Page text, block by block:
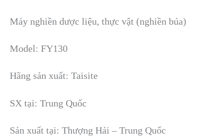
Máy nghiền dược liệu, thực vật (nghiền búa)
Model: FY130
Hãng sản xuất: Taisite
SX tại: Trung Quốc
Sản xuất tại: Thượng Hải – Trung Quốc